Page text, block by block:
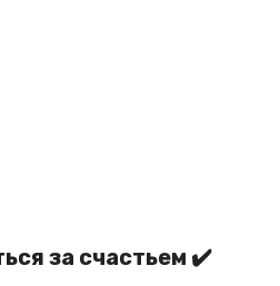
за счастьем ✔️